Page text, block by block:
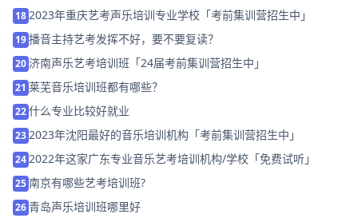
182023年重庆艺考声乐培训专业学校「考前集训营招生中」
19播音主持艺考发挥不好，要不要复读？
20 济南声乐艺考培训班「24届考前集训营招生中」
21 莱芜音乐培训班都有哪些？
22什么专业比较好就业
232023年沈阳最好的音乐培训机构「考前集训营招生中」
242022年这家广东专业音乐艺考培训机构/学校「免费试听」
25南京有哪些艺考培训班?
26青岛声乐培训班哪里好